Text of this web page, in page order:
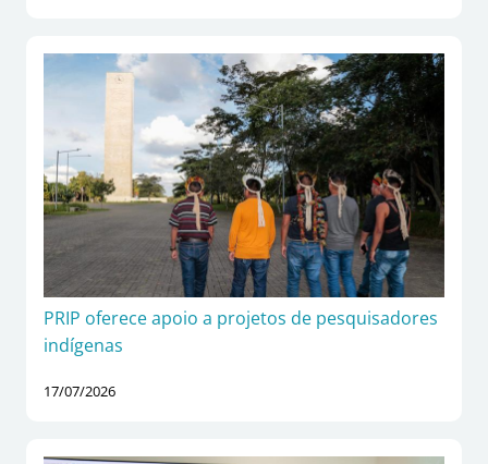
PRIP oferece apoio a projetos de pesquisadores
indígenas
17/07/2026